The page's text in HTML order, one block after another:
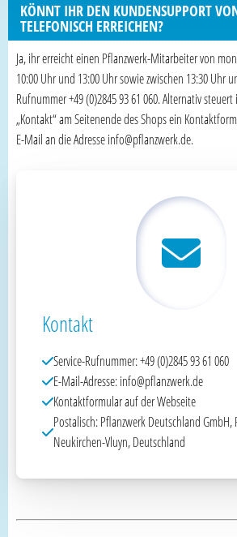
KÖNNT IHR DEN KUNDENSUPPORT
TELEFONISCH ERREICHEN?
Ja, ihr erreicht einen Pflanzwerk-Mitarbeiter von
10:00 Uhr und 13:00 Uhr sowie zwischen 13:30 Uhr
Rufnummer +49 (0)2845 93 61 060. Alternativ
„Kontakt“ am Seitenende des Shops ein
E-Mail an die Adresse info@pflanzwerk.de.
Kontakt
Service-Rufnummer: +49 (0)2845 93 61 060
E-Mail-Adresse: info@pflanzwerk.de
Kontaktformular auf der Webseite
Postalisch: Pflanzwerk Deutschland GmbH,
Neukirchen-Vluyn, Deutschland